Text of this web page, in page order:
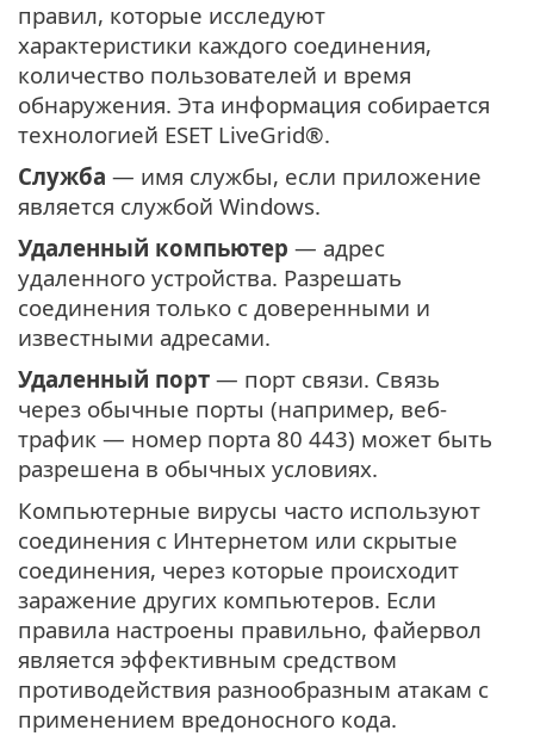
правил, которые исследуют
характеристики каждого соединения,
количество пользователей и время
обнаружения. Эта информация собирается
технологией ESET LiveGrid®.
Служба — имя службы, если приложение
является службой Windows.
Удаленный компьютер — адрес
удаленного устройства. Разрешать
соединения только с доверенными и
известными адресами.
Удаленный порт — порт связи. Связь
через обычные порты (например, веб-
трафик — номер порта 80 443) может быть
разрешена в обычных условиях.
Компьютерные вирусы часто используют
соединения с Интернетом или скрытые
соединения, через которые происходит
заражение других компьютеров. Если
правила настроены правильно, файервол
является эффективным средством
противодействия разнообразным атакам с
применением вредоносного кода.